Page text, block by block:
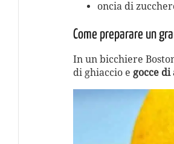
oncia di
Come preparare un
In un bicchiere
di ghiaccio e gocce di